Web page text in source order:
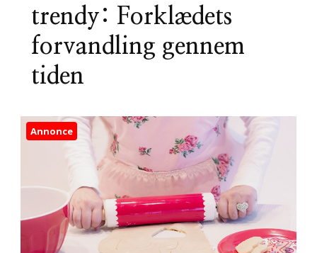
trendy: Forklædets
forvandling gennem
tiden
Annonce